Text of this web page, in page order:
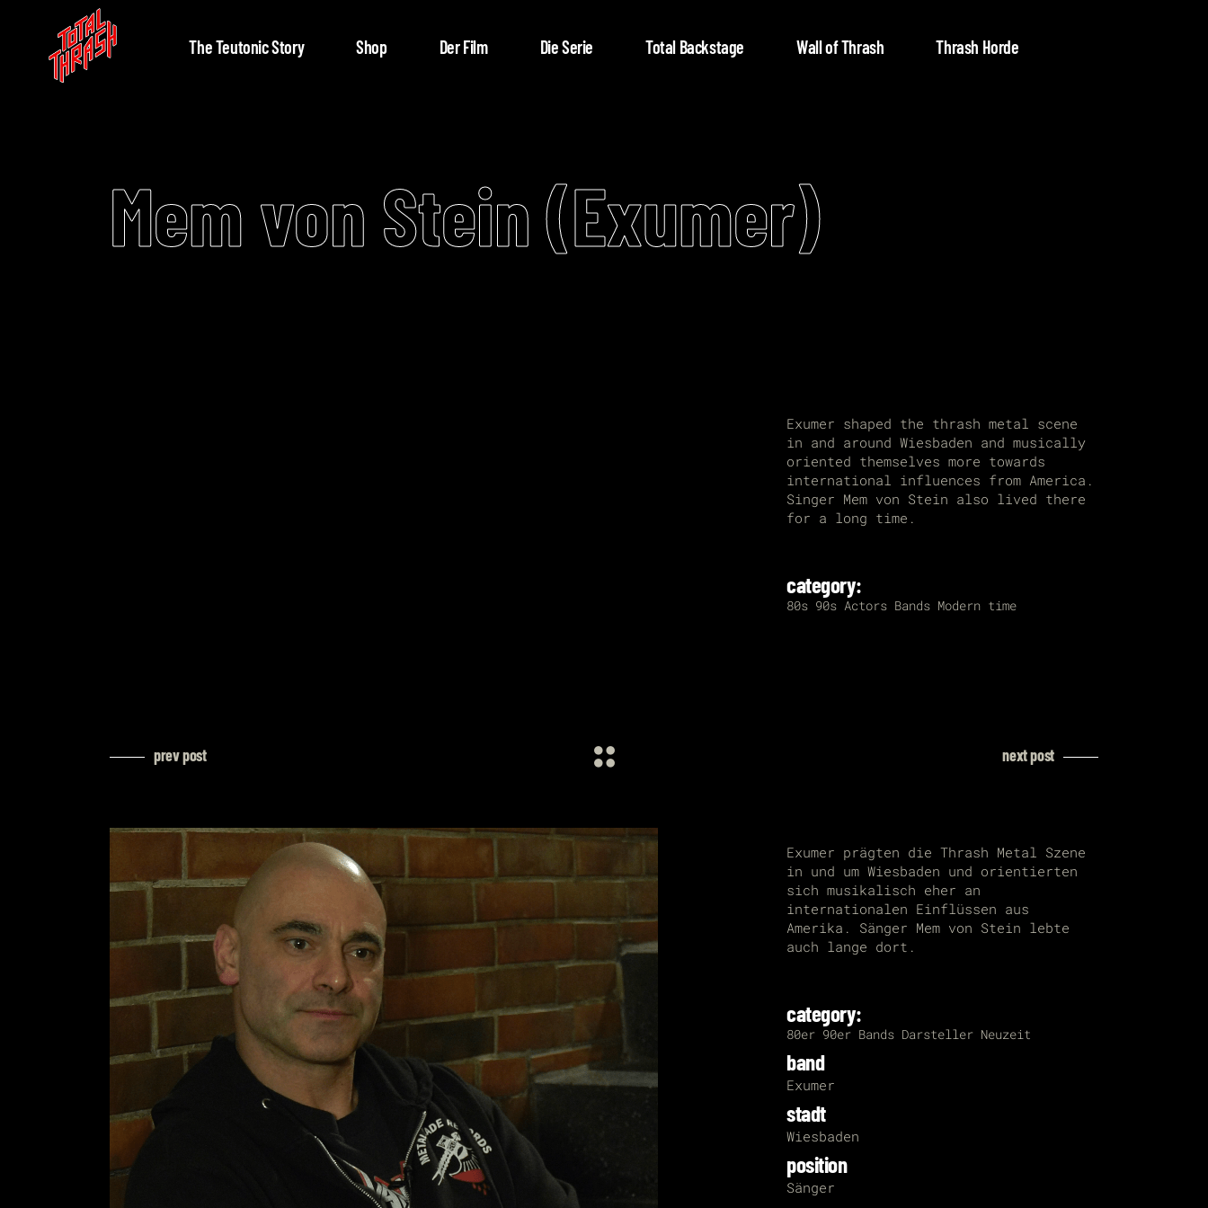
The Teutonic Story Shop Der Film Die Serie Total Backstage Wall of Thrash Thrash Horde
Mem von Stein (Exumer)
Exumer shaped the thrash metal scene
in and around Wiesbaden and musically
oriented themselves more towards
international influences from America.
Singer Mem von Stein also lived there
for a long time.
category:
80s 90s Actors Bands Modern time
prev post next post
Exumer prägten die Thrash Metal Szene
in und um Wiesbaden und orientierten
sich musikalisch eher an
internationalen Einflüssen aus
Amerika. Sänger Mem von Stein lebte
auch lange dort.
category:
80er 90er Bands Darsteller Neuzeit
band
Exumer
stadt
Wiesbaden
position
Sänger